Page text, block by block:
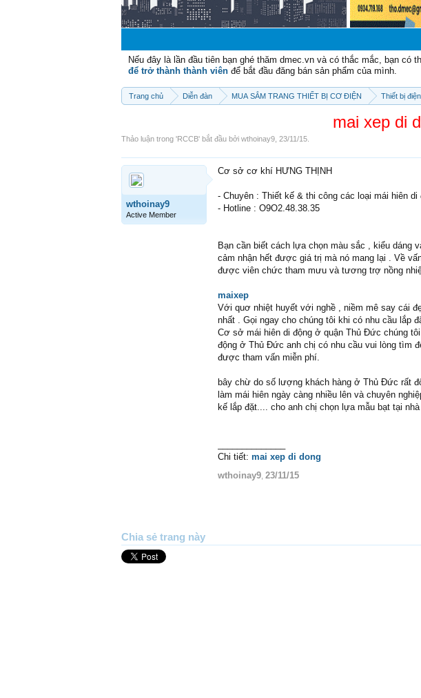
Nếu đây là lần đầu tiên bạn ghé thăm dmec.vn và có thắc mắc, bạn có
để trở thành thành viên để bắt đầu đăng bán sản phẩm của mình.
Trang chủ Diễn đàn MUA SẮM TRANG THIẾT BỊ CƠ ĐIỆN Thiết bị điện
mai xep di
Thảo luận trong 'RCCB' bắt đầu bởi wthoinay9 23/11/15
wthoinay9
Active Member
Cơ sở cơ khí HƯNG THỊNH
- Chuyên : Thiết kế & thi công các loại mái hiên
- Hotline : O9O2.48.38.35
Bạn cần biết cách lựa chọn màu sắc , kiểu dáng
cảm nhận hết được giá trị mà nó mang lại . Về
được viên chức tham mưu và tương trợ nồng
maixep
Với quơ nhiệt huyết với nghề , niềm mê say cái
nhất . Gọi ngay cho chúng tôi khi có nhu cầu lắp
Cơ sở mái hiên di động ở quận Thủ Đức chúng
động ở Thủ Đức anh chị có nhu cầu vui lòng tìm
được tham vấn miễn phí.
bây chừ do số lượng khách hàng ở Thủ Đức rất
làm mái hiên ngày càng nhiều lên và chuyên
kế lắp đặt.... cho anh chị chọn lựa mẫu bạt tại
Chi tiết: mai xep di dong
wthoinay9 23/11/15
Chia sẻ trang này